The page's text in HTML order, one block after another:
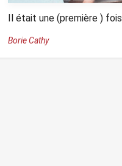
Il était une (première ) fois
Borie Cathy